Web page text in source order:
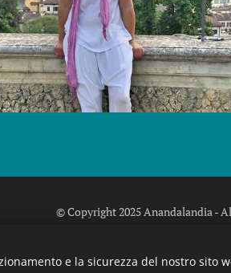
© Copyright 2025 Anandalandia -
Fattoria di Pietreto via delle
e la sicurezza del nostro sito